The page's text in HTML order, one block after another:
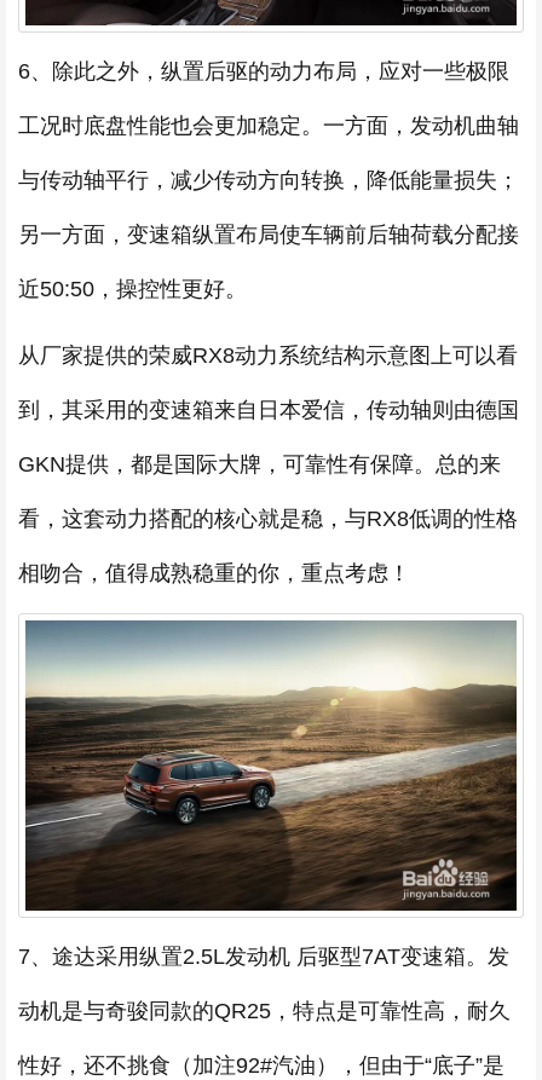
6、除此之外，纵置后驱的动力布局，应对一些极限
工况时底盘性能也会更加稳定。一方面，发动机曲轴
与传动轴平行，减少传动方向转换，降低能量损失；
另一方面，变速箱纵置布局使车辆前后轴荷载分配接
近50:50，操控性更好。
从厂家提供的荣威RX8动力系统结构示意图上可以看
到，其采用的变速箱来自日本爱信，传动轴则由德国
GKN提供，都是国际大牌，可靠性有保障。总的来
看，这套动力搭配的核心就是稳，与RX8低调的性格
相吻合，值得成熟稳重的你，重点考虑！
7、途达采用纵置2.5L发动机 后驱型7AT变速箱。发
动机是与奇骏同款的QR25，特点是可靠性高，耐久
性好，还不挑食（加注92#汽油），但由于“底子”是